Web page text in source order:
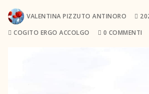
Eventi
VALENTINA PIZZUTO ANTINORO
COGITO ERGO ACCOLGO
0 COMMENTI